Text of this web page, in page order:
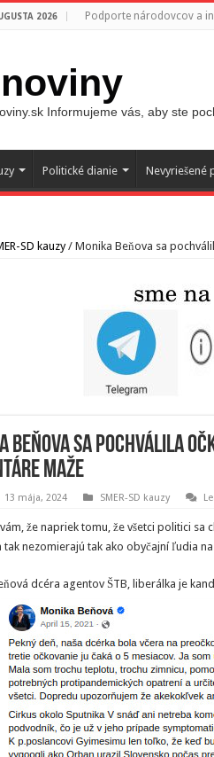
2026 Podporte národovcov a
Informujeme vás, aby ste
Politické dianie Nevyriešené
SD kauzy / Monika Beňova sa
Beňova sa pochválila
maže
13 mája, 2024 SMER-SD kauzy
že napriek tomu, že všetci politici sa
tak nezomierajú tak ako obyčajní ľudia
dcéra agentov ŠTB, liberálka je